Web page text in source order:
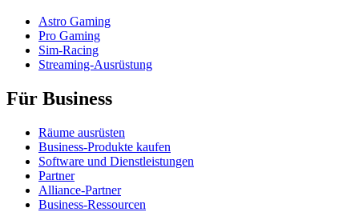
Astro Gaming
Pro Gaming
Sim-Racing
Streaming-Ausrüstung
Für Business
Räume ausrüsten
Business-Produkte kaufen
Software und Dienstleistungen
Partner
Alliance-Partner
Business-Ressourcen